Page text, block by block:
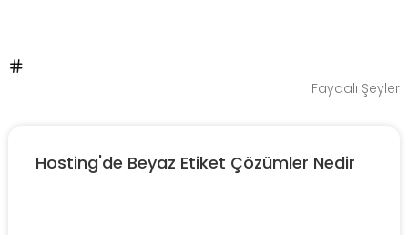
Faydalı Şeyler
Hosting'de Beyaz Etiket Çözümler Nedir